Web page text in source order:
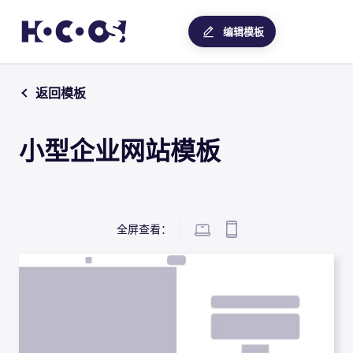
编辑模板
返回模板
小型企业网站模板
全屏查看：